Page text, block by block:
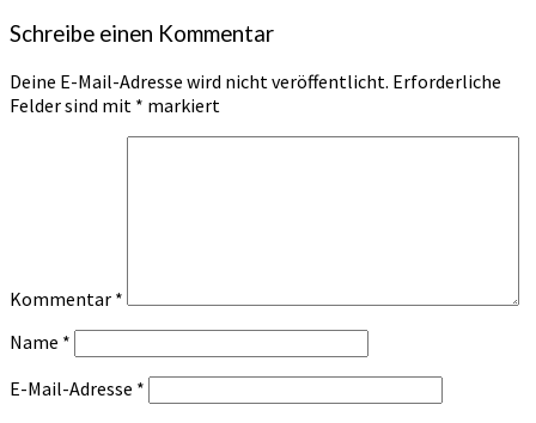
Schreibe einen Kommentar
Deine E-Mail-Adresse wird nicht veröffentlicht. Erforderliche
Felder sind mit * markiert
Kommentar *
Name *
E-Mail-Adresse *